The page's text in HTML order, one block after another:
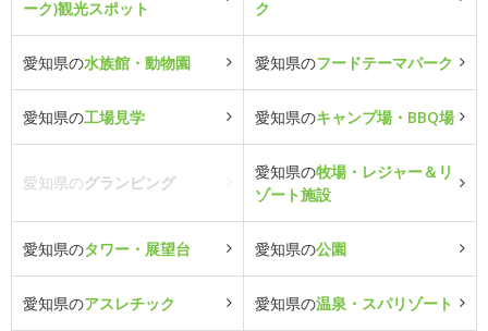
ーク)観光スポット ク
愛知県の水族館・動物園 愛知県のフードテーマパーク
愛知県の工場見学 愛知県のキャンプ場・BBQ場
愛知県のグランピング
愛知県の牧場・レジャー＆リ
ゾート施設
愛知県のタワー・展望台 愛知県の公園
愛知県のアスレチック 愛知県の温泉・スパリゾート